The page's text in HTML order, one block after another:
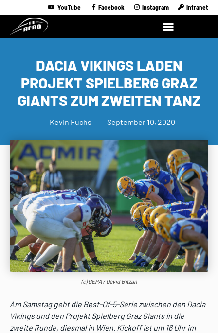
YouTube Facebook Instagram Intranet
DACIA VIKINGS LADEN
PROJEKT SPIELBERG GRAZ
GIANTS ZUM ZWEITEN TANZ
Kevin Fuchs September 10, 2020
(c) GEPA / David Bitzan
Am Samstag geht die Best-Of-5-Serie zwischen den Dacia
Vikings und den Projekt Spielberg Graz Giants in die
zweite Runde, diesmal in Wien. Kickoff ist um 16 Uhr im